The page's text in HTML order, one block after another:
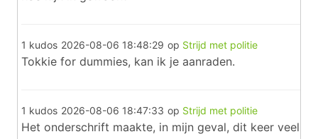
1 kudos 2026-08-06 18:48:29 op Strijd met politie
Tokkie for dummies, kan ik je aanraden.
1 kudos 2026-08-06 18:47:33 op Strijd met politie
Het onderschrift maakte, in mijn geval, dit keer veel